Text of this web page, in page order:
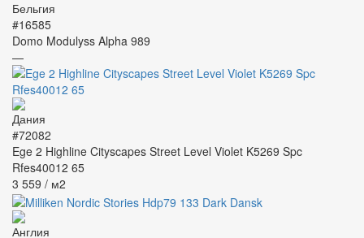
#16585
Domo Modulyss Alpha 989
—
#72082
Ege 2 Highline Cityscapes Street Level Violet K5269 Spc
Rfes40012 65
3 559 / м2